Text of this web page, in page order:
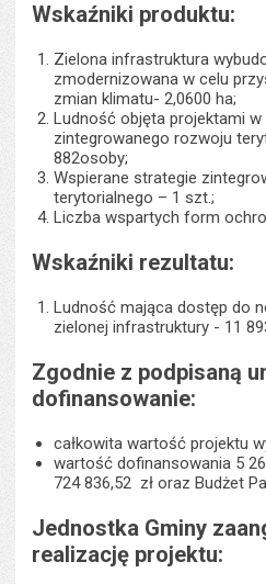
Wskaźniki produktu:
Zielona infrastruktura
zmodernizowana w celu
zmian klimatu- 2,0600 ha;
Ludność objęta projektami
zintegrowanego rozwoju
882osoby;
Wspierane strategie
terytorialnego – 1 szt.;
Liczba wspartych form
Wskaźniki rezultatu:
Ludność mająca dostęp do
zielonej infrastruktury - 11
Zgodnie z podpisaną
dofinansowanie:
całkowita wartość projektu
wartość dofinansowania 5
724 836,52 zł oraz Budżet
Jednostka Gminy
realizację projektu: